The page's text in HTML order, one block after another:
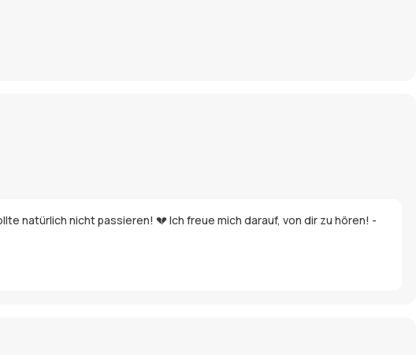
natürlich nicht passieren! 💔 Ich freue mich darauf, von dir zu hören! -